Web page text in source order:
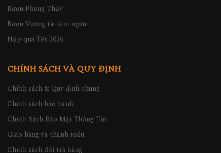
Rượu Meukow
Rượu Phong Thủy
Rượu Vương tài kim ngưu
Chính sách & Quy định chung
Chính sách bảo hành
Chính Sách Bảo Mật Thông Tin
Giao hàng và thanh toán